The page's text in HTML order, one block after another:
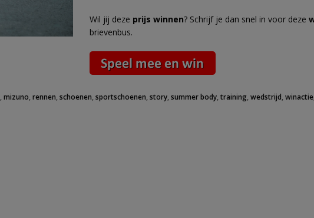
Wil jij deze prijs winnen? Schrijf je dan snel in voor deze
brievenbus.
,mizuno,rennen,schoenen,sportschoenen,story,summer body,training,wedstrijd,winactie